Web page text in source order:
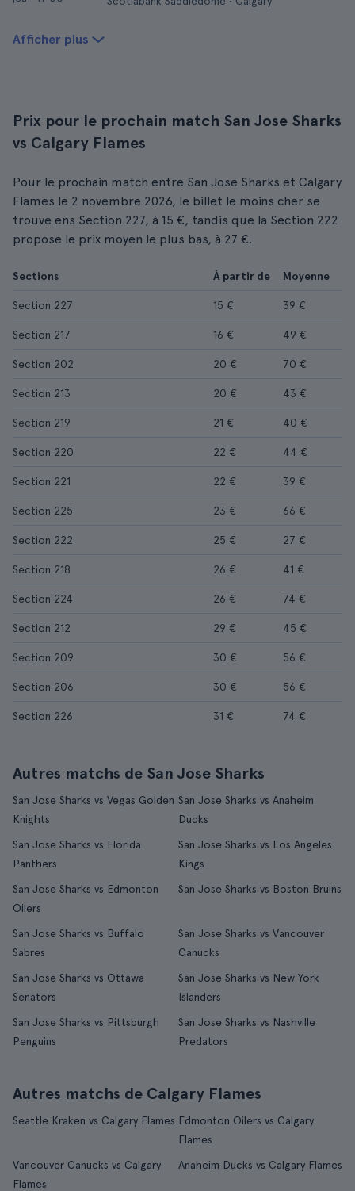
Afficher plus
Prix pour le prochain match San Jose Sharks
vs Calgary Flames
Pour le prochain match entre San Jose Sharks et Calgary
Flames le 2 novembre 2026, le billet le moins cher se
trouve ens Section 227, à 15 €, tandis que la Section 222
propose le prix moyen le plus bas, à 27 €.
Sections À partir de Moyenne
Section 227 15 € 39 €
Section 217 16 € 49 €
Section 202 20 € 70 €
Section 213 20 € 43 €
Section 219 21 € 40 €
Section 220 22 € 44 €
Section 221 22 € 39 €
Section 225 23 € 66 €
Section 222 25 € 27 €
Section 218 26 € 41 €
Section 224 26 € 74 €
Section 212 29 € 45 €
Section 209 30 € 56 €
Section 206 30 € 56 €
Section 226 31 € 74 €
Autres matchs de San Jose Sharks
San Jose Sharks vs Vegas Golden
Knights
San Jose Sharks vs Anaheim
Ducks
San Jose Sharks vs Florida
Panthers
San Jose Sharks vs Los Angeles
Kings
San Jose Sharks vs Edmonton
Oilers
San Jose Sharks vs Boston Bruins
San Jose Sharks vs Buffalo
Sabres
San Jose Sharks vs Vancouver
Canucks
San Jose Sharks vs Ottawa
Senators
San Jose Sharks vs New York
Islanders
San Jose Sharks vs Pittsburgh
Penguins
San Jose Sharks vs Nashville
Predators
Autres matchs de Calgary Flames
Seattle Kraken vs Calgary Flames Edmonton Oilers vs Calgary
Flames
Vancouver Canucks vs Calgary
Flames
Anaheim Ducks vs Calgary Flames